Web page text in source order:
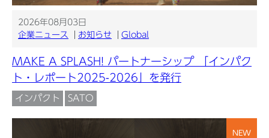
2026年08月03日
企業ニュース
お知らせ Global
MAKE A SPLASH! パートナーシップ 「インパク
ト・レポート2025-2026」を発行
インパクト SATO
NEW